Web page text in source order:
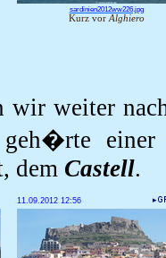
sardinien2012ww226.jpg
Kurz vor Alghiero
wir weiter
einer
dem Castell.
11.09.2012 12:56